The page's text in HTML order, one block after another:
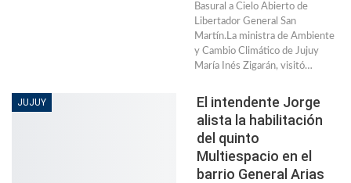
Basural a Cielo Abierto de
Libertador General San
Martín.La ministra de Ambiente
y Cambio Climático de Jujuy
María Inés Zigarán, visitó…
JUJUY
El intendente Jorge
alista la habilitación
del quinto
Multiespacio en el
barrio General Arias